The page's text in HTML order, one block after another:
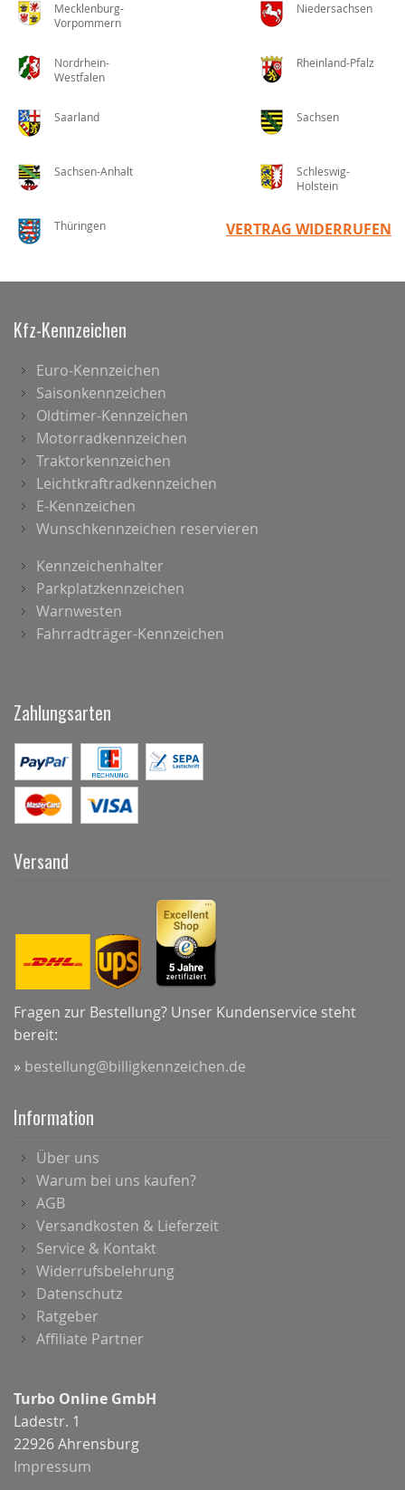
Mecklenburg-
Vorpommern
Niedersachsen
Nordrhein-
Westfalen
Rheinland-Pfalz
Saarland Sachsen
Sachsen-Anhalt
Schleswig-
Holstein
Thüringen VERTRAG WIDERRUFEN
Kfz-Kennzeichen
Euro-Kennzeichen
Saisonkennzeichen
Oldtimer-Kennzeichen
Motorradkennzeichen
Traktorkennzeichen
Leichtkraftradkennzeichen
E-Kennzeichen
Wunschkennzeichen reservieren
Kennzeichenhalter
Parkplatzkennzeichen
Warnwesten
Fahrradträger-Kennzeichen
Zahlungsarten
Versand
Fragen zur Bestellung? Unser Kundenservice steht
bereit:
» bestellung@billigkennzeichen.de
Information
Über uns
Warum bei uns kaufen?
AGB
Versandkosten & Lieferzeit
Service & Kontakt
Widerrufsbelehrung
Datenschutz
Ratgeber
Affiliate Partner
Turbo Online GmbH
Ladestr. 1
22926 Ahrensburg
Impressum